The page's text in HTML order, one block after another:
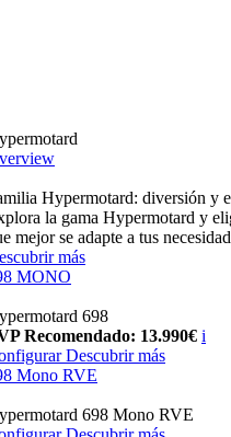
Hypermotard: diversión y
la gama Hypermotard y
mejor se adapte a tus
más
MONO
698
Recomendado: 13.990€ i
Descubrir más
Mono RVE
698 Mono RVE